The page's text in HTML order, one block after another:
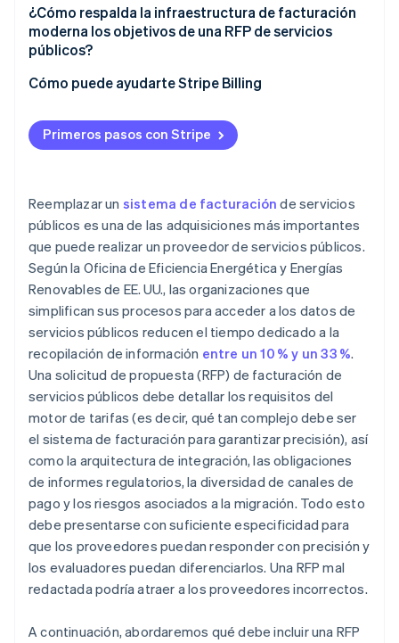
Estructura de precios
Protecciones para clientes vulnerables
¿Cómo respalda la infraestructura de facturación
moderna los objetivos de una RFP de servicios
públicos?
Cómo puede ayudarte Stripe Billing
Primeros pasos con Stripe
Reemplazar un sistema de facturación de servicios
públicos es una de las adquisiciones más importantes
que puede realizar un proveedor de servicios públicos.
Según la Oficina de Eficiencia Energética y Energías
Renovables de EE. UU., las organizaciones que
simplifican sus procesos para acceder a los datos de
servicios públicos reducen el tiempo dedicado a la
recopilación de información entre un 10 % y un 33 %.
Una solicitud de propuesta (RFP) de facturación de
servicios públicos debe detallar los requisitos del
motor de tarifas (es decir, qué tan complejo debe ser
el sistema de facturación para garantizar precisión), así
como la arquitectura de integración, las obligaciones
de informes regulatorios, la diversidad de canales de
pago y los riesgos asociados a la migración. Todo esto
debe presentarse con suficiente especificidad para
que los proveedores puedan responder con precisión y
los evaluadores puedan diferenciarlos. Una RFP mal
redactada podría atraer a los proveedores incorrectos.
A continuación, abordaremos qué debe incluir una RFP